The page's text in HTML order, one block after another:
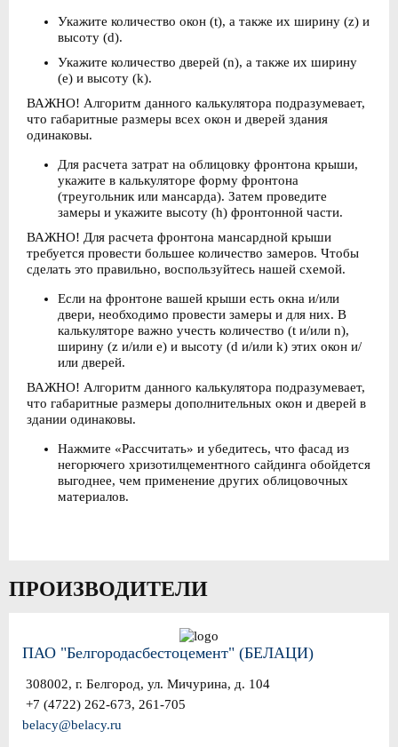
Укажите количество окон (t), а также их ширину (z) и
высоту (d).
Укажите количество дверей (n), а также их ширину
(e) и высоту (k).
ВАЖНО! Алгоритм данного калькулятора подразумевает,
что габаритные размеры всех окон и дверей здания
одинаковы.
Для расчета затрат на облицовку фронтона крыши,
укажите в калькуляторе форму фронтона
(треугольник или мансарда). Затем проведите
замеры и укажите высоту (h) фронтонной части.
ВАЖНО! Для расчета фронтона мансардной крыши
требуется провести большее количество замеров. Чтобы
сделать это правильно, воспользуйтесь нашей схемой.
Если на фронтоне вашей крыши есть окна и/или
двери, необходимо провести замеры и для них. В
калькуляторе важно учесть количество (t и/или n),
ширину (z и/или е) и высоту (d и/или k) этих окон и/
или дверей.
ВАЖНО! Алгоритм данного калькулятора подразумевает,
что габаритные размеры дополнительных окон и дверей в
здании одинаковы.
Нажмите «Рассчитать» и убедитесь, что фасад из
негорючего хризотилцементного сайдинга обойдется
выгоднее, чем применение других облицовочных
материалов.
ПРОИЗВОДИТЕЛИ
ПАО "Белгородасбестоцемент" (БЕЛАЦИ)
308002, г. Белгород, ул. Мичурина, д. 104
+7 (4722) 262-673, 261-705
belacy@belacy.ru